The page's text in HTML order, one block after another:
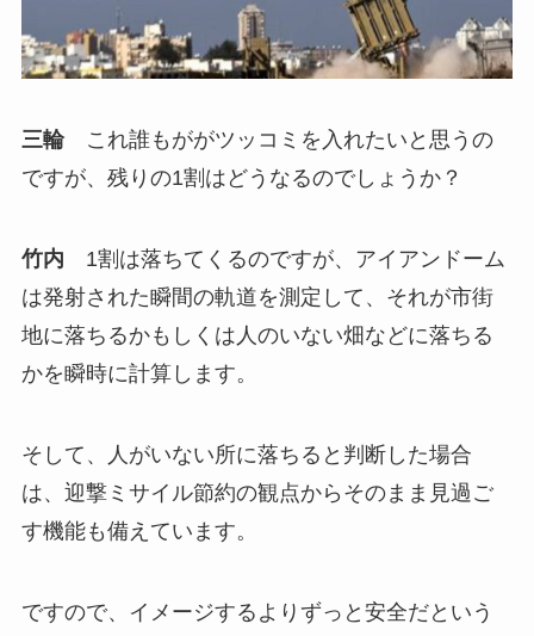
三輪これ誰もががツッコミを入れたいと思うの
ですが、残りの1割はどうなるのでしょうか？
竹内 1割は落ちてくるのですが、アイアンドーム
は発射された瞬間の軌道を測定して、それが市街
地に落ちるかもしくは人のいない畑などに落ちる
かを瞬時に計算します。
そして、人がいない所に落ちると判断した場合
は、迎撃ミサイル節約の観点からそのまま見過ご
す機能も備えています。
ですので、イメージするよりずっと安全だという